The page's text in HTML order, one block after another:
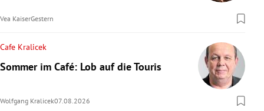
Vea KaiserGestern
Cafe Kralicek
Sommer im Café: Lob auf die Touris
Wolfgang Kralicek07.08.2026